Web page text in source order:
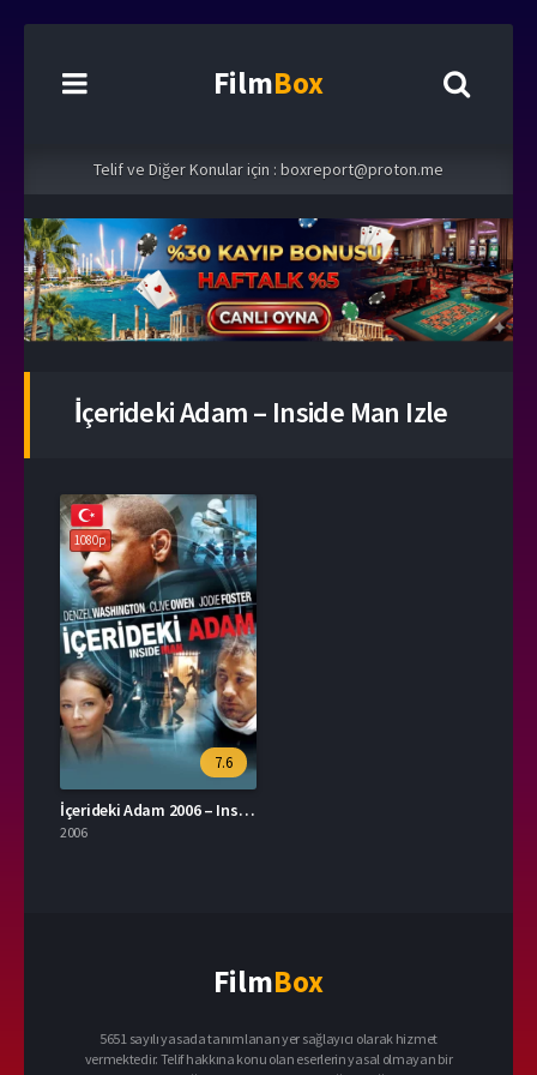
FilmBox
Telif ve Diğer Konular için : boxreport@proton.me
İçerideki Adam – Inside Man Izle
1080p
7.6
İçerideki Adam 2006 – Inside Man 1080p Turkce Dublaj izle
2006
FilmBox
5651 sayılı yasada tanımlanan yer sağlayıcı olarak hizmet
vermektedir. Telif hakkına konu olan eserlerin yasal olmayan bir